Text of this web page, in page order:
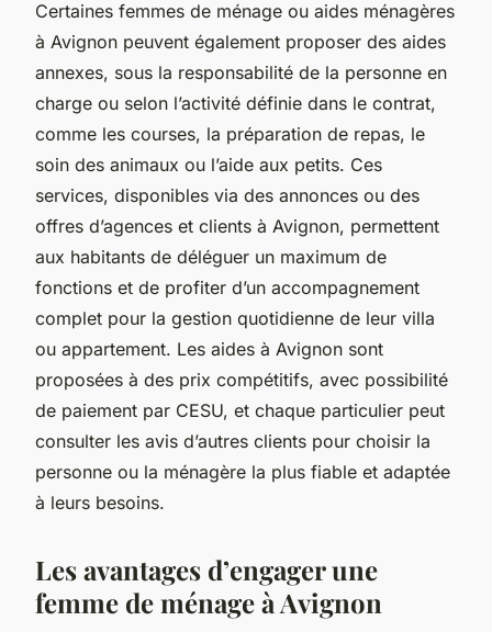
Certaines femmes de ménage ou aides ménagères
à Avignon peuvent également proposer des aides
annexes, sous la responsabilité de la personne en
charge ou selon l’activité définie dans le contrat,
comme les courses, la préparation de repas, le
soin des animaux ou l’aide aux petits. Ces
services, disponibles via des annonces ou des
offres d’agences et clients à Avignon, permettent
aux habitants de déléguer un maximum de
fonctions et de profiter d’un accompagnement
complet pour la gestion quotidienne de leur villa
ou appartement. Les aides à Avignon sont
proposées à des prix compétitifs, avec possibilité
de paiement par CESU, et chaque particulier peut
consulter les avis d’autres clients pour choisir la
personne ou la ménagère la plus fiable et adaptée
à leurs besoins.
Les avantages d’engager une
femme de ménage à Avignon